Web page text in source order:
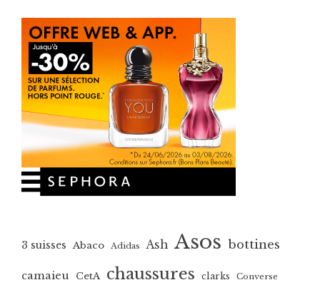
3 suisses Abaco Adidas Ash Asos bottines
camaieu CetA chaussures clarks Converse